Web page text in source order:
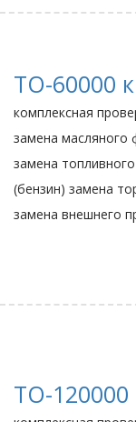
ТО-60000
комплексная
замена масляного
замена
(бензин) замена
замена внешнего
ТО-120000